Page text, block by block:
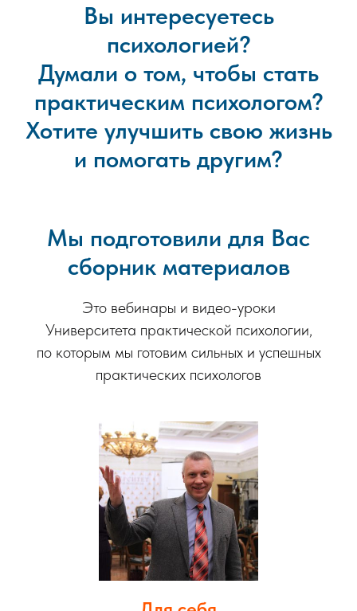
Вы интересуетесь
психологией?
Думали о том, чтобы стать
практическим психологом?
Хотите улучшить свою жизнь
и помогать другим?
Мы подготовили для Вас
сборник материалов
Это вебинары и видео-уроки
Университета практической психологии,
по которым мы готовим сильных и успешных
практических психологов